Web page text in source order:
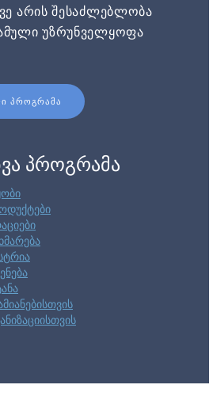
არის შესაძლებლობა
უზრუნველყოფა
ᲞᲠᲝᲒᲠᲐᲛᲐ
პროგრამა